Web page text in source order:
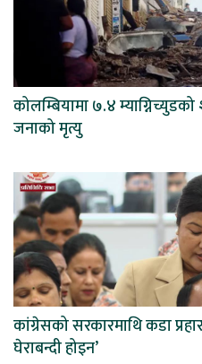
कोलम्बियामा ७.४
जनाको मृत्यु
कांग्रेसको सरकारमाथि कडा प्रहार
घेराबन्दी होइन’